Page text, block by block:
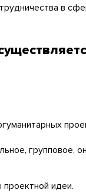
в
групповое,
проектной идеи.